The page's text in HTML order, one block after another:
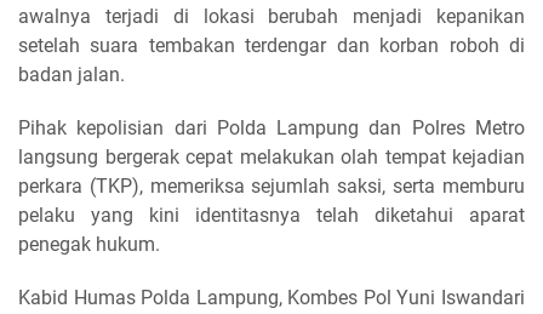
awalnya terjadi di lokasi berubah menjadi kepanikan
setelah suara tembakan terdengar dan korban roboh di
badan jalan.
Pihak kepolisian dari Polda Lampung dan Polres Metro
langsung bergerak cepat melakukan olah tempat kejadian
perkara (TKP), memeriksa sejumlah saksi, serta memburu
pelaku yang kini identitasnya telah diketahui aparat
penegak hukum.
Kabid Humas Polda Lampung, Kombes Pol Yuni Iswandari